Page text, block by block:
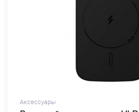
Аксессуары